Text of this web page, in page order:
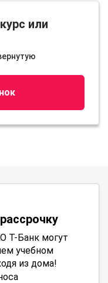
или
Т-Банк могут
учебном
из дома!